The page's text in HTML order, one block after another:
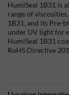
HumiSeal 1B31 is
range of
1B31, and its Pre-
under UV light for
HumiSeal 1B31
RoHS Directive